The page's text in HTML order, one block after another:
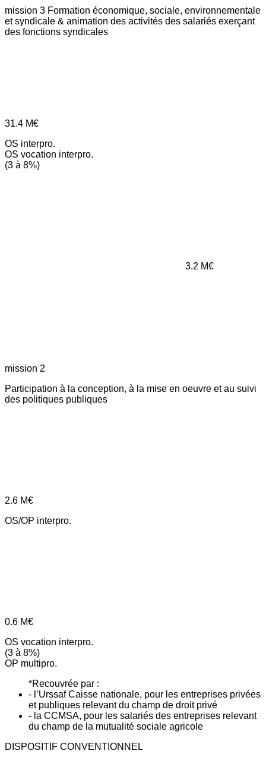
mission 3 Formation économique, sociale, environnementale
et syndicale & animation des activités des salariés exerçant
des fonctions syndicales
31.4 M€
OS interpro.
OS vocation interpro.
(3 à 8%)
3.2 M€
mission 2
Participation à la conception, à la mise en oeuvre et au suivi
des politiques publiques
2.6 M€
OS/OP interpro.
0.6 M€
OS vocation interpro.
(3 à 8%)
OP multipro.
*Recouvrée par :
- l’Urssaf Caisse nationale, pour les entreprises privées
et publiques relevant du champ de droit privé
- la CCMSA, pour les salariés des entreprises relevant
du champ de la mutualité sociale agricole
DISPOSITIF CONVENTIONNEL